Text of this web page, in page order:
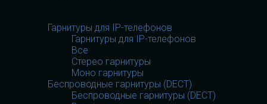
Гарнитуры для IP-телефонов
Гарнитуры для IP-телефонов
Все
Стерео гарнитуры
Моно гарнитуры
Беспроводные гарнитуры (DECT)
Беспроводные гарнитуры (DECT)